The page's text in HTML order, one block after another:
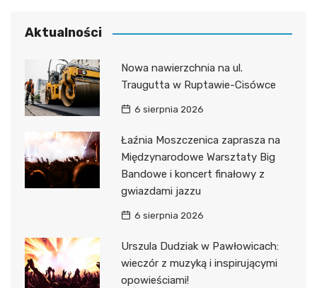
Aktualności
Nowa nawierzchnia na ul.
Traugutta w Ruptawie-Cisówce
6 sierpnia 2026
Łaźnia Moszczenica zaprasza na
Międzynarodowe Warsztaty Big
Bandowe i koncert finałowy z
gwiazdami jazzu
6 sierpnia 2026
Urszula Dudziak w Pawłowicach:
wieczór z muzyką i inspirującymi
opowieściami!